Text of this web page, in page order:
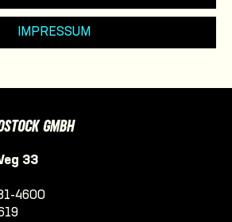
IMPRESSUM
GMBH
33
4600